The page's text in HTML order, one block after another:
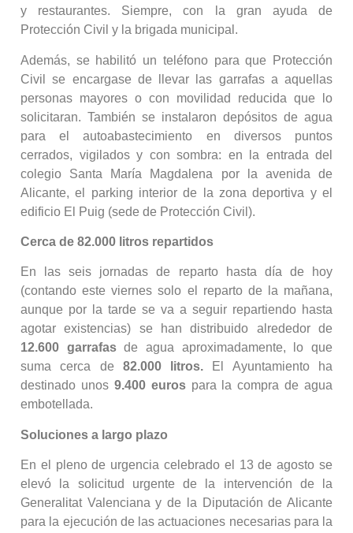
y restaurantes. Siempre, con la gran ayuda de
Protección Civil y la brigada municipal.
Además, se habilitó un teléfono para que Protección
Civil se encargase de llevar las garrafas a aquellas
personas mayores o con movilidad reducida que lo
solicitaran. También se instalaron depósitos de agua
para el autoabastecimiento en diversos puntos
cerrados, vigilados y con sombra: en la entrada del
colegio Santa María Magdalena por la avenida de
Alicante, el parking interior de la zona deportiva y el
edificio El Puig (sede de Protección Civil).
Cerca de 82.000 litros repartidos
En las seis jornadas de reparto hasta día de hoy
(contando este viernes solo el reparto de la mañana,
aunque por la tarde se va a seguir repartiendo hasta
agotar existencias) se han distribuido alrededor de
12.600 garrafasde agua aproximadamente, lo que
suma cerca de 82.000 litros. El Ayuntamiento ha
destinado unos 9.400 eurospara la compra de agua
embotellada.
Soluciones a largo plazo
En el pleno de urgencia celebrado el 13 de agosto se
elevó la solicitud urgente de la intervención de la
Generalitat Valenciana y de la Diputación de Alicante
para la ejecución de las actuaciones necesarias para la